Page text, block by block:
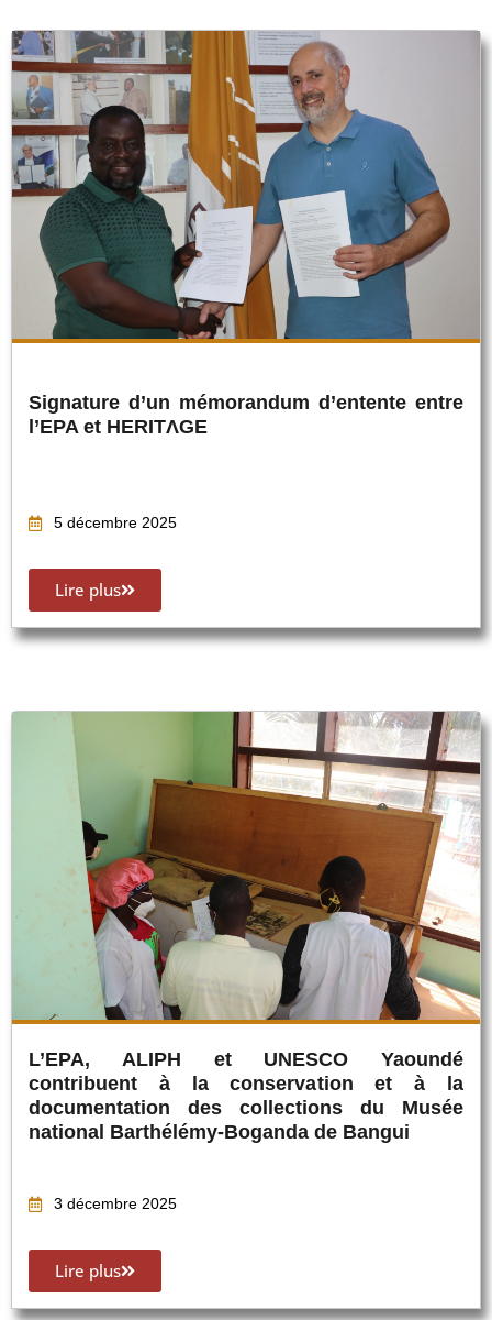
Signature d’un mémorandum d’entente entre
l’EPA et HERITΛGE
5 décembre 2025
Lire plus
L’EPA, ALIPH et UNESCO Yaoundé
contribuent à la conservation et à la
documentation des collections du Musée
national Barthélémy-Boganda de Bangui
3 décembre 2025
Lire plus